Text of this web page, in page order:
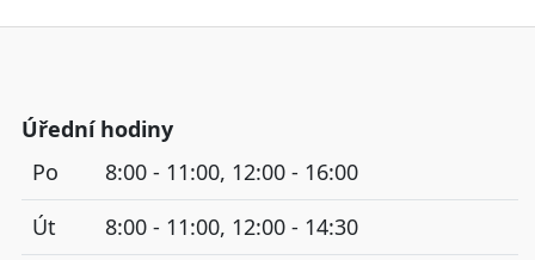
Úřední hodiny
Po
8:00 - 11:00, 12:00 - 16:00
Út
8:00 - 11:00, 12:00 - 14:30